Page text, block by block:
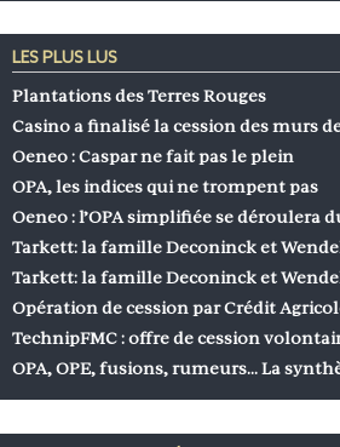
LES PLUS LUS
Plantations des Terres Rouges
Casino a finalisé la cession des murs
Oeneo : Caspar ne fait pas le plein
OPA, les indices qui ne trompent pas
Oeneo : l’OPA simplifiée se déroulera
Tarkett: la famille Deconinck et
Tarkett: la famille Deconinck et
Opération de cession par Crédit
TechnipFMC : offre de cession
OPA, OPE, fusions, rumeurs… La